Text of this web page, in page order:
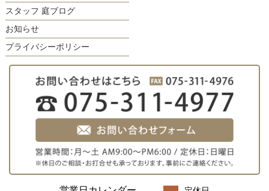
スタッフ 庭ブログ
お知らせ
プライバシーポリシー